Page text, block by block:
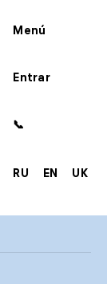
Menú
Entrar
📞
RU EN UK